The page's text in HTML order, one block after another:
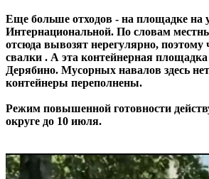
Еще больше отходов - на площадке на
Интернациональной. По словам
отсюда вывозят нерегулярно, поэтому
свалки . А эта контейнерная площадка
Дерябино. Мусорных навалов здесь
контейнеры переполнены.
Режим повышенной готовности
округе до 10 июля.